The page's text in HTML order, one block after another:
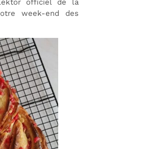
officiel de la
week-end des